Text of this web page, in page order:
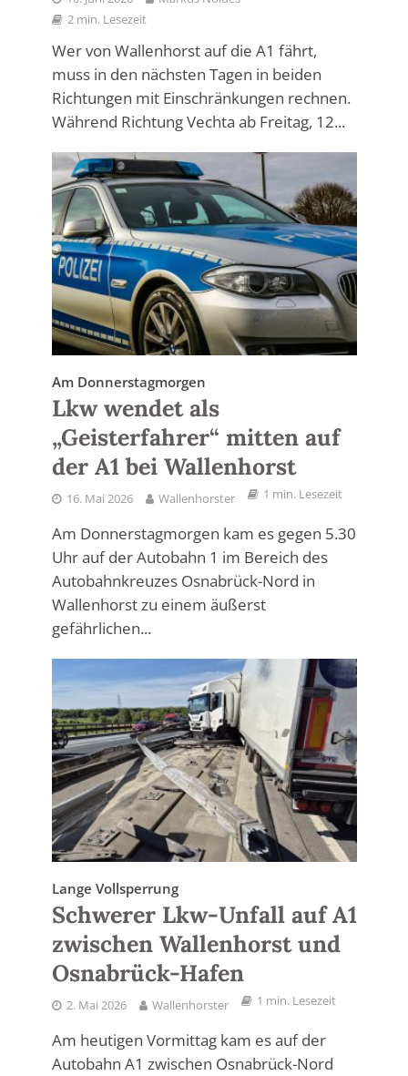
2 min. Lesezeit
Wer von Wallenhorst auf die A1 fährt,
muss in den nächsten Tagen in beiden
Richtungen mit Einschränkungen rechnen.
Während Richtung Vechta ab Freitag, 12...
Am Donnerstagmorgen
Lkw wendet als
„Geisterfahrer“ mitten auf
der A1 bei Wallenhorst
16. Mai 2026 Wallenhorster 1 min. Lesezeit
Am Donnerstagmorgen kam es gegen 5.30
Uhr auf der Autobahn 1 im Bereich des
Autobahnkreuzes Osnabrück-Nord in
Wallenhorst zu einem äußerst
gefährlichen...
Lange Vollsperrung
Schwerer Lkw-Unfall auf A1
zwischen Wallenhorst und
Osnabrück-Hafen
2. Mai 2026 Wallenhorster 1 min. Lesezeit
Am heutigen Vormittag kam es auf der
Autobahn A1 zwischen Osnabrück-Nord